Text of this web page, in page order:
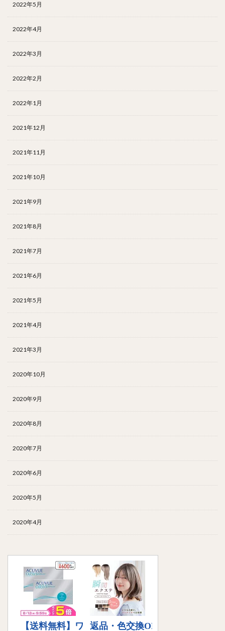
2022年5月
2022年4月
2022年3月
2022年2月
2022年1月
2021年12月
2021年11月
2021年10月
2021年9月
2021年8月
2021年7月
2021年6月
2021年5月
2021年4月
2021年3月
2020年10月
2020年9月
2020年8月
2020年7月
2020年6月
2020年5月
2020年4月